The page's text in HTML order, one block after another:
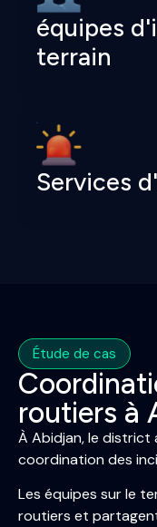
équipes
terrain
Services
Étude de cas
routiers à
À Abidjan, le district
coordination des
Les équipes sur le
routiers et